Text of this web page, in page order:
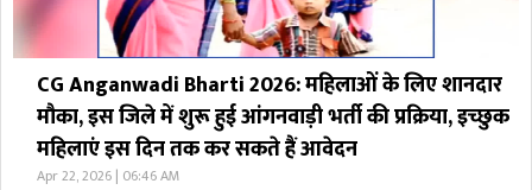
CG Anganwadi Bharti 2026: महिलाओं के लिए शानदार
मौका, इस जिले में शुरू हुई आंगनवाड़ी भर्ती की प्रक्रिया, इच्छुक
महिलाएं इस दिन तक कर सकते हैं आवेदन
Apr 22, 2026 | 06:46 AM